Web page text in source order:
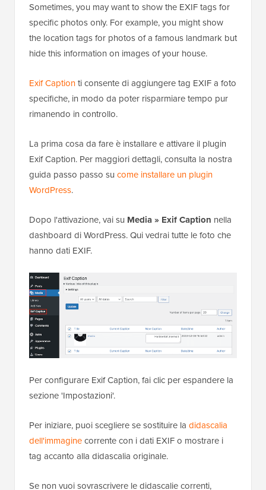
Sometimes, you may want to show the EXIF tags for
specific photos only. For example, you might show
the location tags for photos of a famous landmark but
hide this information on images of your house.
Exif Captionti consente di aggiungere tag EXIF a foto
specifiche, in modo da poter risparmiare tempo pur
rimanendo in controllo.
La prima cosa da fare è installare e attivare il plugin
Exif Caption. Per maggiori dettagli, consulta la nostra
guida passo passo su come installare un plugin
WordPress.
Dopo l'attivazione, vai su Media » Exif Caption nella
dashboard di WordPress. Qui vedrai tutte le foto che
hanno dati EXIF.
Per configurare Exif Caption, fai clic per espandere la
sezione 'Impostazioni'.
Per iniziare, puoi scegliere se sostituire la didascalia
dell'immaginecorrente con i dati EXIF o mostrare i
tag accanto alla didascalia originale.
Se non vuoi sovrascrivere le didascalie correnti,